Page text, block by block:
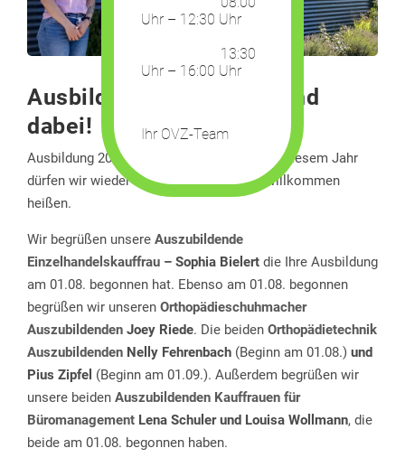
Ausbildung 2023 – Wir sind
dabei!
Ausbildung 2023 – Wir sind dabei! Auch in diesem Jahr
dürfen wir wieder viele Auszubildenden Willkommen
heißen.
Wir begrüßen unsere Auszubildende
Einzelhandelskauffrau – Sophia Bielert die Ihre Ausbildung
am 01.08. begonnen hat. Ebenso am 01.08. begonnen
begrüßen wir unseren Orthopädieschuhmacher
Auszubildenden Joey Riede. Die beiden Orthopädietechnik
Auszubildenden Nelly Fehrenbach (Beginn am 01.08.) und
Pius Zipfel (Beginn am 01.09.). Außerdem begrüßen wir
unsere beiden Auszubildenden Kauffrauen für
Büromanagement Lena Schuler und Louisa Wollmann, die
beide am 01.08. begonnen haben.
Uhr – 12:30 Uhr
13:30
Uhr – 16:00 Uhr
Ihr OVZ-Team